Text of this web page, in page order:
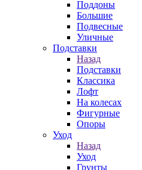
Поддоны
Большие
Подвесные
Уличные
Подставки
Назад
Подставки
Классика
Лофт
На колесах
Фигурные
Опоры
Уход
Назад
Уход
Грунты